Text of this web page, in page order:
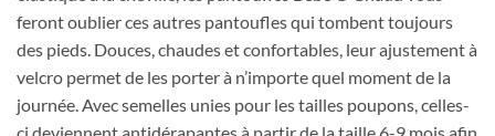
feront oublier ces autres pantoufles qui tombent toujours
des pieds. Douces, chaudes et confortables, leur ajustement à
velcro permet de les porter à n’importe quel moment de la
journée. Avec semelles unies pour les tailles poupons, celles-
ci deviennent antidérapantes à partir de la taille 6-9 mois afin